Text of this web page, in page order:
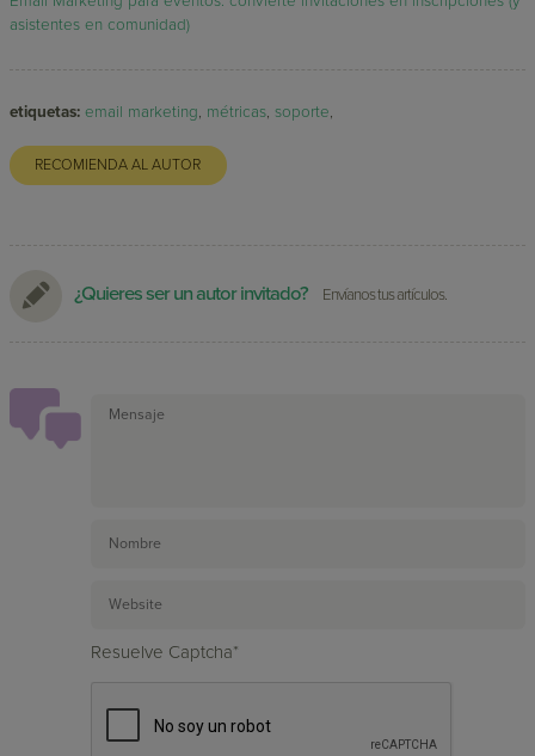
asistentes en comunidad)
etiquetas: email marketing, métricas,soporte,
RECOMIENDA AL AUTOR
¿Quieres ser un autor invitado? Envíanos tus artículos.
Resuelve Captcha*